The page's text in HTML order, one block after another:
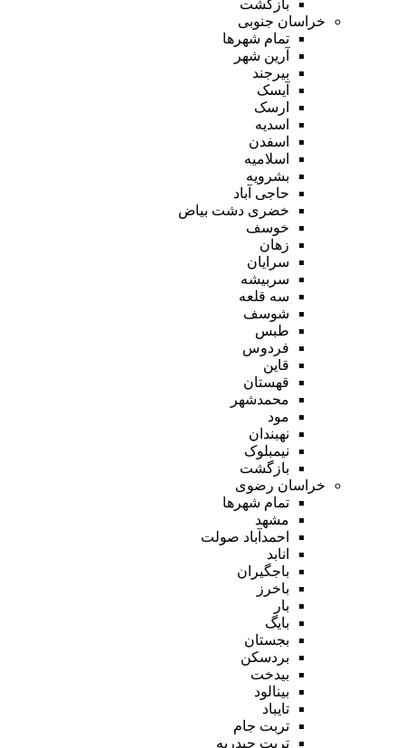
بازگشت
خراسان جنوبی
تمام شهر‌ها
آرین شهر
بیرجند
آیسک
ارسک
اسدیه
اسفدن
اسلامیه
بشرویه
حاجی آباد
خضری دشت بیاض
خوسف
زهان
سرایان
سربیشه
سه قلعه
شوسف
طبس
فردوس
قاین
قهستان
محمدشهر
مود
نهبندان
نیمبلوک
بازگشت
خراسان رضوی
تمام شهر‌ها
مشهد
احمدآباد صولت
انابد
باجگیران
باخرز
بار
بایگ
بجستان
بردسکن
بیدخت
بینالود
تایباد
تربت جام
تربت حیدریه